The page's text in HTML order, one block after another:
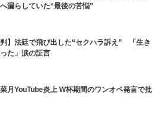
漏らしていた“最後の苦悩”
判】法廷で飛び出した“セクハラ訴え” 「生き
た」涙の証言
月YouTube炎上 W杯期間のワンオペ発言で批